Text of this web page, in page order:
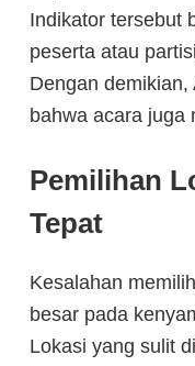
Indikator tersebut
peserta atau
Dengan
bahwa acara juga
Pemilihan
Tepat
Kesalahan
besar pada
Lokasi yang sulit